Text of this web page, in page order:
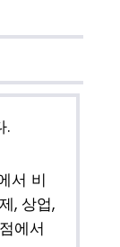
.
서 비
, 상업,
에서